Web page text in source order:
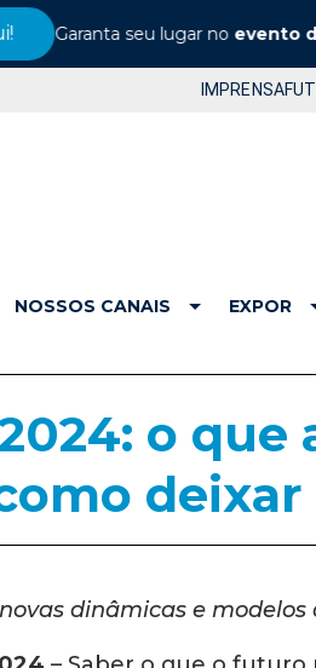
Garanta seu lugar noevento de
IMPRENSA
NOSSOS CANAIS EXPOR
o que
deixar
dinâmicas e